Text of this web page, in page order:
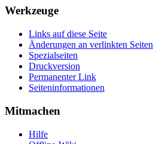
Werkzeuge
Links auf diese Seite
Änderungen an verlinkten Seiten
Spezialseiten
Druckversion
Permanenter Link
Seiten­informationen
Mitmachen
Hilfe